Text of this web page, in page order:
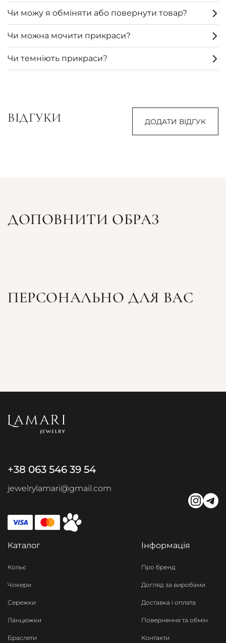
Чи можу я обміняти або повернути товар?
Чи можна мочити прикраси?
Чи темніють прикраси?
ВІДГУКИ ДОДАТИ ВІДГУК
ДОПОВНИТИ ОБРАЗ
ПЕРСОНАЛЬНО ДЛЯ ВАС
+38 063 546 39 54
jewelrylamari@gmail.com
Каталог
Кольє
Чокери
Сережки
Ланцюжки
Браслети
Інформація
Про бренд
Догляд за виробами
Доставка і оплата
Повернення та обмін
Контакти